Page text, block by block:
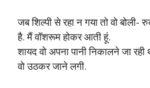
जब शिल्पी से रहा न गया तो वो
है. मैं वॉशरूम होकर आती हूं.
शायद वो अपना पानी निकालने जा रही
वो उठकर जाने लगी.